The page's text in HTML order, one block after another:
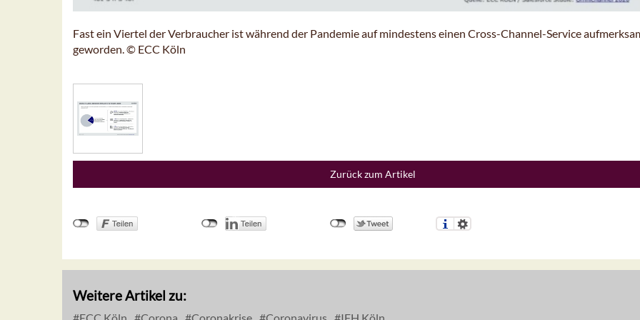
Fast ein Viertel der Verbraucher ist während der Pandemie auf mindestens einen Cross-Channel-Service
geworden. © ECC Köln
Zurück zum Artikel
Weitere Artikel zu: